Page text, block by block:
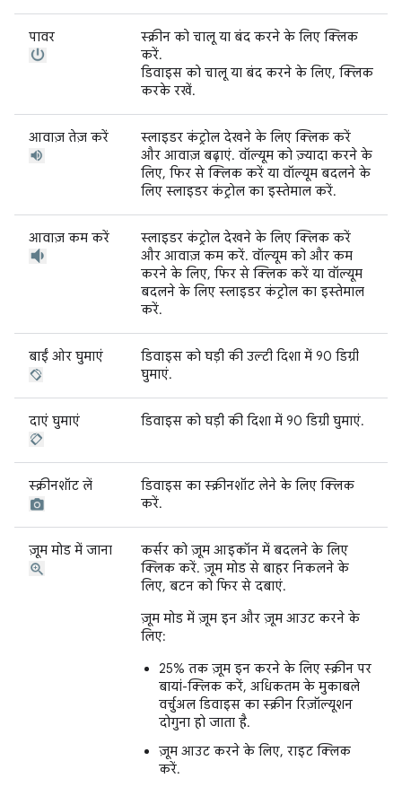
पावर
स्क्रीन को चालू या बंद करने के लिए क्लिक
करें.
डिवाइस को चालू या बंद करने के लिए, क्लिक
करके रखें.
आवाज़ तेज़ करें
स्लाइडर कंट्रोल देखने के लिए क्लिक करें
और आवाज़ बढ़ाएं. वॉल्यूम को ज़्यादा करने के
लिए, फिर से क्लिक करें या वॉल्यूम बदलने के
लिए स्लाइडर कंट्रोल का इस्तेमाल करें.
आवाज़ कम करें
स्लाइडर कंट्रोल देखने के लिए क्लिक करें
और आवाज़ कम करें. वॉल्यूम को और कम
करने के लिए, फिर से क्लिक करें या वॉल्यूम
बदलने के लिए स्लाइडर कंट्रोल का इस्तेमाल
करें.
बाईं ओर घुमाएं
डिवाइस को घड़ी की उल्टी दिशा में 90 डिग्री
घुमाएं.
दाएं घुमाएं डिवाइस को घड़ी की दिशा में 90 डिग्री घुमाएं.
स्क्रीनशॉट लें
डिवाइस का स्क्रीनशॉट लेने के लिए क्लिक
करें.
ज़ूम मोड में जाना
कर्सर को ज़ूम आइकॉन में बदलने के लिए
क्लिक करें. ज़ूम मोड से बाहर निकलने के
लिए, बटन को फिर से दबाएं.
ज़ूम मोड में ज़ूम इन और ज़ूम आउट करने के
लिए:
25% तक ज़ूम इन करने के लिए स्क्रीन पर
बायां-क्लिक करें, अधिकतम के मुकाबले
वर्चुअल डिवाइस का स्क्रीन रिज़ॉल्यूशन
दोगुना हो जाता है.
ज़ूम आउट करने के लिए, राइट क्लिक
करें.